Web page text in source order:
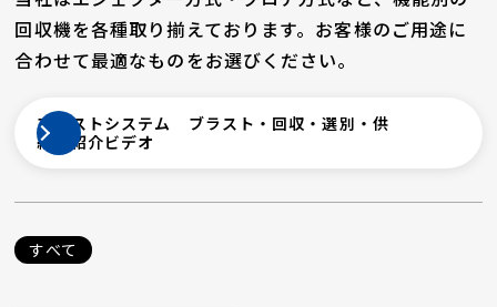
回収機を各種取り揃えております。お客様のご用途に
合わせて最適なものをお選びください。
ブラストシステム ブラスト・回収・選別・供
給 紹介ビデオ
すべて